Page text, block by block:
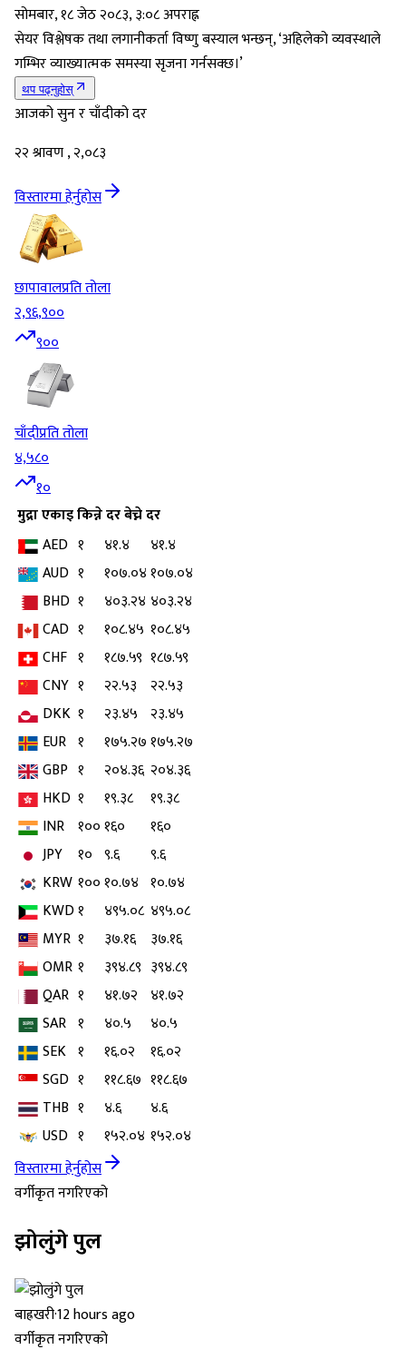
सोमबार, १८ जेठ २०८३, ३:०८ अपराह्न
सेयर विश्लेषक तथा लगानीकर्ता विष्णु बस्याल भन्छन्, ‘अहिलेको व्यवस्थाले
गम्भिर व्याख्यात्मक समस्या सृजना गर्नसक्छ।’
थप पढ्नुहोस्
आजको सुन र चाँदीको दर
२२ श्रावण , २,०८३
विस्तारमा हेर्नुहोस
छापावालप्रति तोला
२,९६,९००
९००
चाँदीप्रति तोला
४,५८०
१०
मुद्राएकाइकिन्ने दरबेच्ने दर
AED १ ४१.४
४१.४
AUD १ १०७.०४१०७.०४
BHD १ ४०३.२४ ४०३.२४
CAD १ १०८.४५ १०८.४५
CHF १ १८७.५९ १८७.५९
CNY १ २२.५३
२२.५३
DKK १ २३.४५ २३.४५
EUR १ १७५.२७१७५.२७
GBP १ २०४.३६ २०४.३६
HKD १ १९.३८
१९.३८
INR १००१६०
१६०
JPY
१० ९.६
९.६
KRW १००१०.७४ १०.७४
KWD१ ४९५.०८ ४९५.०८
MYR १ ३७.१६
३७.१६
OMR १ ३९४.८९ ३९४.८९
QAR १ ४१.७२ ४१.७२
SAR १ ४०.५
४०.५
SEK १ १६.०२
१६.०२
SGD १ ११८.६७ ११८.६७
THB १ ४.६
४.६
USD १ १५२.०४ १५२.०४
विस्तारमा हेर्नुहोस
वर्गीकृत नगरिएको
झोलुंगे पुल
बाह्रखरी·12 hours ago
वर्गीकृत नगरिएको